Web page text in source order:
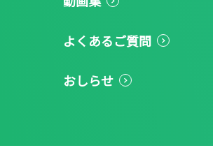
よくあるご質問
おしらせ